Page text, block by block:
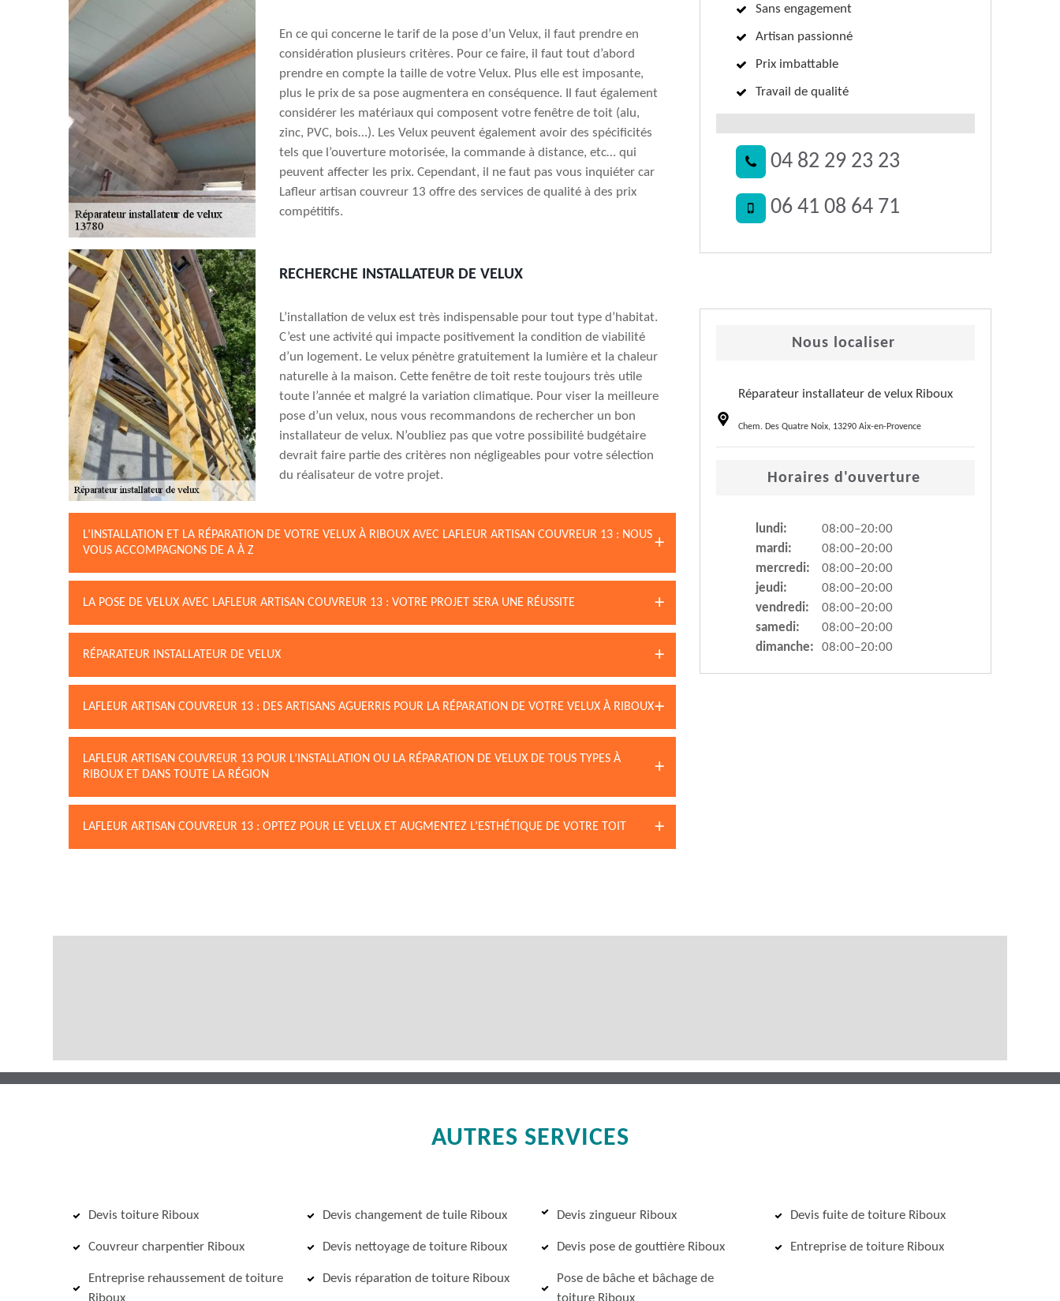
En ce qui concerne le tarif de la pose d’un Velux, il faut prendre en
considération plusieurs critères. Pour ce faire, il faut tout d’abord
prendre en compte la taille de votre Velux. Plus elle est imposante,
plus le prix de sa pose augmentera en conséquence. Il faut également
considérer les matériaux qui composent votre fenêtre de toit (alu,
zinc, PVC, bois…). Les Velux peuvent également avoir des spécificités
tels que l’ouverture motorisée, la commande à distance, etc… qui
peuvent affecter les prix. Cependant, il ne faut pas vous inquiéter car
Lafleur artisan couvreur 13 offre des services de qualité à des prix
compétitifs.
RECHERCHE INSTALLATEUR DE VELUX
L’installation de velux est très indispensable pour tout type d’habitat.
C’est une activité qui impacte positivement la condition de viabilité
d’un logement. Le velux pénètre gratuitement la lumière et la chaleur
naturelle à la maison. Cette fenêtre de toit reste toujours très utile
toute l’année et malgré la variation climatique. Pour viser la meilleure
pose d’un velux, nous vous recommandons de rechercher un bon
installateur de velux. N’oubliez pas que votre possibilité budgétaire
devrait faire partie des critères non négligeables pour votre sélection
du réalisateur de votre projet.
L’INSTALLATION ET LA RÉPARATION DE VOTRE VELUX À RIBOUX AVEC LAFLEUR ARTISAN COUVREUR 13 : NOUS
VOUS ACCOMPAGNONS DE A À Z
LA POSE DE VELUX AVEC LAFLEUR ARTISAN COUVREUR 13 : VOTRE PROJET SERA UNE RÉUSSITE
RÉPARATEUR INSTALLATEUR DE VELUX
LAFLEUR ARTISAN COUVREUR 13 : DES ARTISANS AGUERRIS POUR LA RÉPARATION DE VOTRE VELUX À RIBOUX
LAFLEUR ARTISAN COUVREUR 13 POUR L’INSTALLATION OU LA RÉPARATION DE VELUX DE TOUS TYPES À
RIBOUX ET DANS TOUTE LA RÉGION
LAFLEUR ARTISAN COUVREUR 13 : OPTEZ POUR LE VELUX ET AUGMENTEZ L’ESTHÉTIQUE DE VOTRE TOIT
Sans engagement
Artisan passionné
Prix imbattable
Travail de qualité
04 82 29 23 23
06 41 08 64 71
Nous localiser
Réparateur installateur de velux Riboux
Chem. Des Quatre Noix, 13290 Aix-en-Provence
Horaires d'ouverture
lundi:
08:00–20:00
mardi:
08:00–20:00
mercredi:
08:00–20:00
jeudi:
08:00–20:00
vendredi:
08:00–20:00
samedi:
08:00–20:00
dimanche:
08:00–20:00
AUTRES SERVICES
Devis toiture Riboux
Couvreur charpentier Riboux
Entreprise rehaussement de toiture
Riboux
Devis changement de tuile Riboux
Devis nettoyage de toiture Riboux
Devis réparation de toiture Riboux
Devis zingueur Riboux
Devis pose de gouttière Riboux
Pose de bâche et bâchage de
toiture Riboux
Devis fuite de toiture Riboux
Entreprise de toiture Riboux